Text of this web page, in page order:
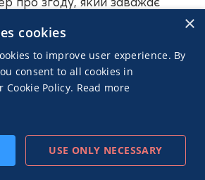
сторонні файли
певних інструментів
банер згоди, оскільки
cookie не
×
cookies
to improve user experience. By
consent to all cookies in
Cookie Policy. Read more
USE ONLY NECESSARY